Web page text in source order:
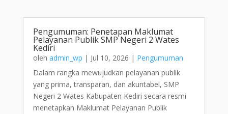
Pengumuman: Penetapan Maklumat
Pelayanan Publik SMP Negeri 2 Wates
Kediri
oleh admin_wp | Jul 10, 2026 | Pengumuman
Dalam rangka mewujudkan pelayanan publik
yang prima, transparan, dan akuntabel, SMP
Negeri 2 Wates Kabupaten Kediri secara resmi
menetapkan Maklumat Pelayanan Publik